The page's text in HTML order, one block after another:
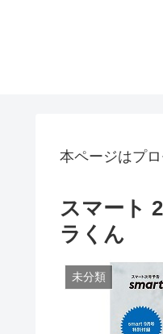
本ページはプ
スマート
ラくん
未分類